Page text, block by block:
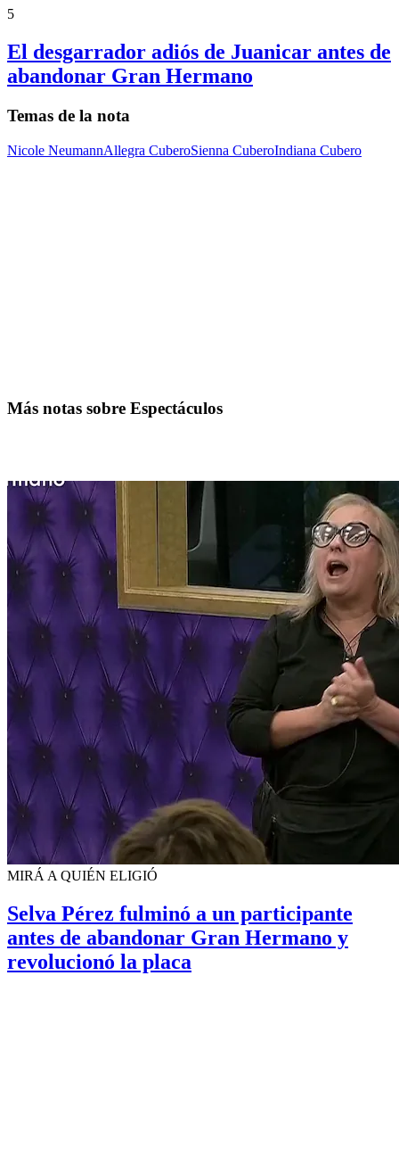
5
El desgarrador adiós de Juanicar antes de
abandonar Gran Hermano
Temas de la nota
Nicole NeumannAllegra CuberoSienna CuberoIndiana Cubero
Más notas sobre Espectáculos
MIRÁ A QUIÉN ELIGIÓ
Selva Pérez fulminó a un participante
antes de abandonar Gran Hermano y
revolucionó la placa